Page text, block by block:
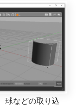
球などの取り込